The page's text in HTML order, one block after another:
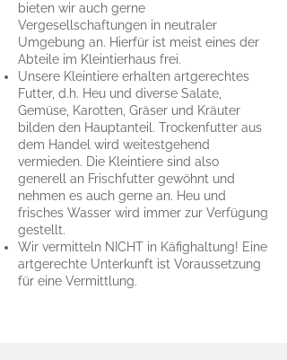
bieten wir auch gerne
Vergesellschaftungen in neutraler
Umgebung an. Hierfür ist meist eines der
Abteile im Kleintierhaus frei.
Unsere Kleintiere erhalten artgerechtes
Futter, d.h. Heu und diverse Salate,
Gemüse, Karotten, Gräser und Kräuter
bilden den Hauptanteil. Trockenfutter aus
dem Handel wird weitestgehend
vermieden. Die Kleintiere sind also
generell an Frischfutter gewöhnt und
nehmen es auch gerne an. Heu und
frisches Wasser wird immer zur Verfügung
gestellt.
Wir vermitteln NICHT in Käfighaltung! Eine
artgerechte Unterkunft ist Voraussetzung
für eine Vermittlung.